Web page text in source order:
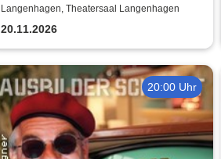
Froschkönigin - 20 Jahre La
Signora
Langenhagen, Theatersaal Langenhagen
20.11.2026
20:00 Uhr